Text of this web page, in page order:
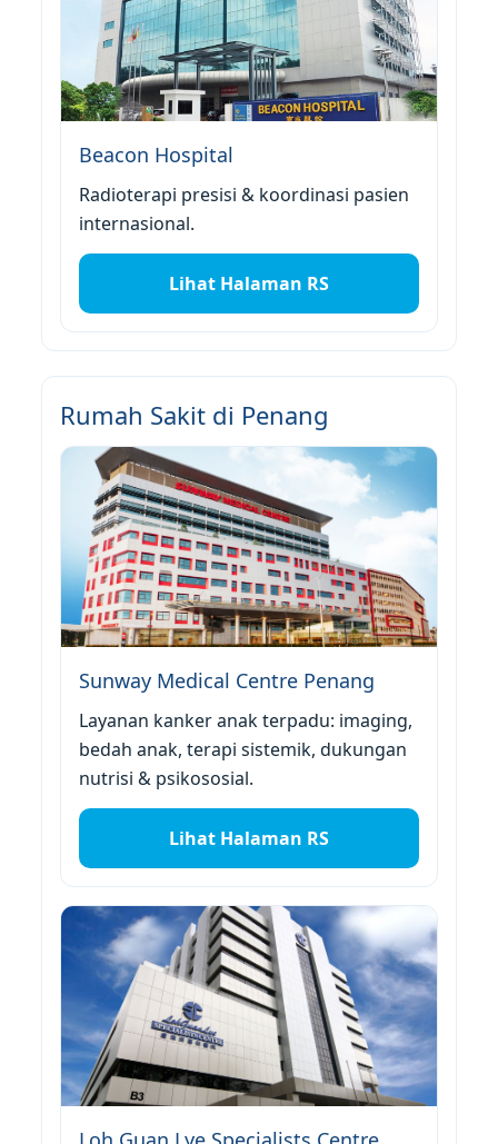
Beacon Hospital
Radioterapi presisi & koordinasi pasien
internasional.
Lihat Halaman RS
Rumah Sakit di Penang
Sunway Medical Centre Penang
Layanan kanker anak terpadu: imaging,
bedah anak, terapi sistemik, dukungan
nutrisi & psikososial.
Lihat Halaman RS